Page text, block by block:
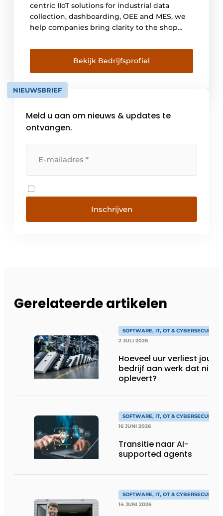
centric IIoT solutions for industrial data
collection, dashboarding, OEE and MES, we
help companies bring clarity to the shop
operations. Back in 2016, we wanted to bring
an open data culture to the world of process
manufacturing. Today, our IIoT solutions are
running […]
Bekijk Bedrijfsprofiel
NIEUWSBRIEF
Meld u aan om nieuws & updates te
ontvangen.
Inschrijven
Gerelateerde artikelen
SOFTWARE, IT, OT & CYBERSECURITY
2 JULI 2026
Hoeveel uur verliest jouw
bedrijf aan werk dat niks
oplevert?
SOFTWARE, IT, OT & CYBERSECURITY
16 JUNI 2026
Transitie naar AI-
supported agents
SOFTWARE, IT, OT & CYBERSECURITY
14 JUNI 2026